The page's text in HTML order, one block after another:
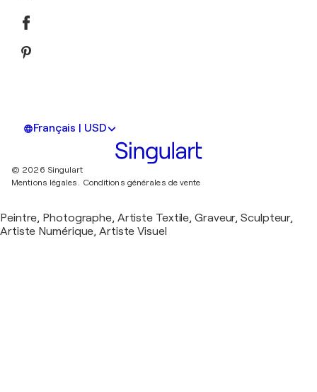
Français | USD
© 2026 Singulart
Mentions légales. Conditions générales de vente
Peintre, Photographe, Artiste Textile, Graveur, Sculpteur,
Artiste Numérique, Artiste Visuel